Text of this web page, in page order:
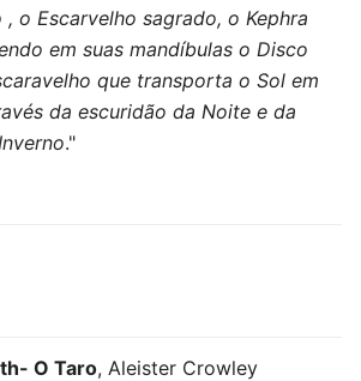
o Escarvelho sagrado, o Kephra
em suas mandíbulas o Disco
que transporta o Sol em
da escuridão da Noite e da
."
O Taro, Aleister Crowley